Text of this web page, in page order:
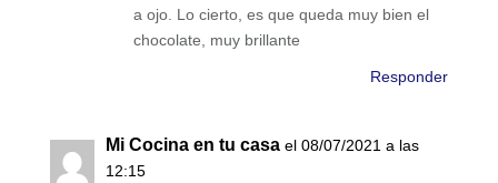
a ojo. Lo cierto, es que queda muy bien el
chocolate, muy brillante
Responder
Mi Cocina en tu casa el 08/07/2021 a las
12:15